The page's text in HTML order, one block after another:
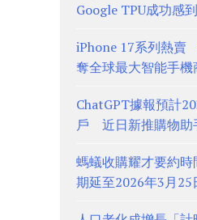
Google TPU成功感
iPhone 17系列熱賣
奪全球最大智能手機
ChatGPT據報預計
戶 近日新推購物助
螞蟻收購耀才要約
期延至2026年3月25